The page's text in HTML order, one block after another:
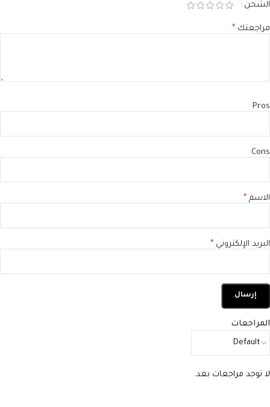
المراجعات
لا توجد مراجعات بعد.
الشحن
مراجعتك *
Pros
Cons
الاسم *
البريد الإلكتروني *